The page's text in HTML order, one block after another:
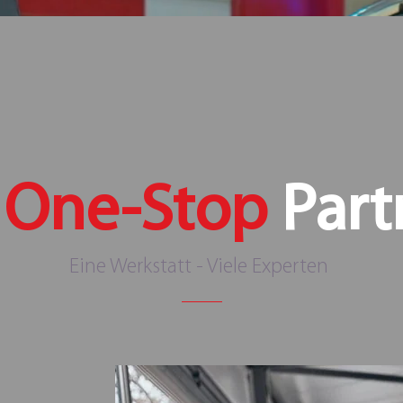
One-Stop
Eine Werkstatt - Viele Experten